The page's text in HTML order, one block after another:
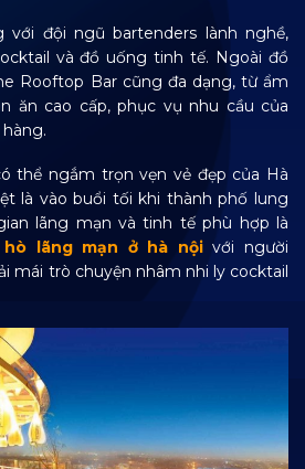
với đội ngũ bartenders lành nghề,
và đồ uống tinh tế. Ngoài đồ
Rooftop Bar cũng đa dạng, từ ẩm
ăn cao cấp, phục vụ nhu cầu của
thể ngắm trọn vẹn vẻ đẹp của Hà
là vào buổi tối khi thành phố lung
lãng mạn và tinh tế phù hợp là
lãng mạn ở hà nộivới người
mái trò chuyện nhâm nhi ly cocktail